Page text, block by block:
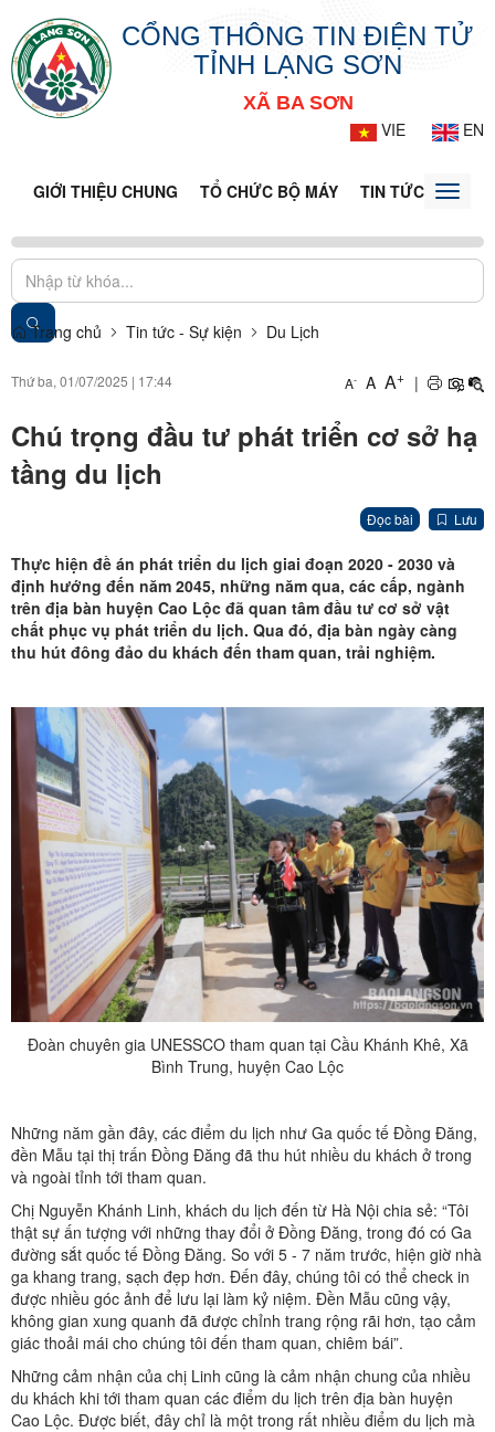
CỔNG THÔNG TIN ĐIỆN TỬ
TỈNH LẠNG SƠN
XÃ BA SƠN
VIE
EN
GIỚI THIỆU CHUNG TỔ CHỨC BỘ MÁY TIN TỨC - SỰToggle
Trang chủ Tin tức - Sự kiện Du Lịch
Thứ ba, 01/07/2025 | 17:44 A- A A+ |
Chú trọng đầu tư phát triển cơ sở hạ
tầng du lịch
Đọc bài Lưu
Thực hiện đề án phát triển du lịch giai đoạn 2020 - 2030 và
định hướng đến năm 2045, những năm qua, các cấp, ngành
trên địa bàn huyện Cao Lộc đã quan tâm đầu tư cơ sở vật
chất phục vụ phát triển du lịch. Qua đó, địa bàn ngày càng
thu hút đông đảo du khách đến tham quan, trải nghiệm.
Đoàn chuyên gia UNESSCO tham quan tại Cầu Khánh Khê, Xã
Bình Trung, huyện Cao Lộc
Những năm gần đây, các điểm du lịch như Ga quốc tế Đồng Đăng,
đền Mẫu tại thị trấn Đồng Đăng đã thu hút nhiều du khách ở trong
và ngoài tỉnh tới tham quan.
Chị Nguyễn Khánh Linh, khách du lịch đến từ Hà Nội chia sẻ: “Tôi
thật sự ấn tượng với những thay đổi ở Đồng Đăng, trong đó có Ga
đường sắt quốc tế Đồng Đăng. So với 5 - 7 năm trước, hiện giờ nhà
ga khang trang, sạch đẹp hơn. Đến đây, chúng tôi có thể check in
được nhiều góc ảnh để lưu lại làm kỷ niệm. Đền Mẫu cũng vậy,
không gian xung quanh đã được chỉnh trang rộng rãi hơn, tạo cảm
giác thoải mái cho chúng tôi đến tham quan, chiêm bái”.
Những cảm nhận của chị Linh cũng là cảm nhận chung của nhiều
du khách khi tới tham quan các điểm du lịch trên địa bàn huyện
Cao Lộc. Được biết, đây chỉ là một trong rất nhiều điểm du lịch mà